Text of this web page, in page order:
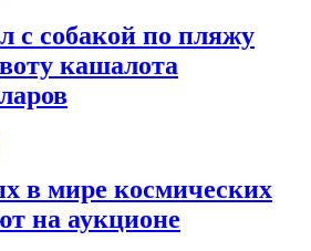
с собакой по пляжу
кашалота
в мире космических
на аукционе